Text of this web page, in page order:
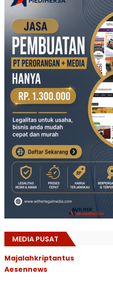
MEDIA PUSAT
Majalahkriptantus
Aesennews